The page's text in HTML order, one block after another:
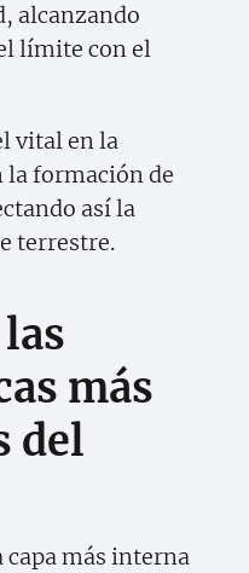
alcanzando
límite con el
vital en la
la formación de
así la
terrestre.
más
del
capa más interna